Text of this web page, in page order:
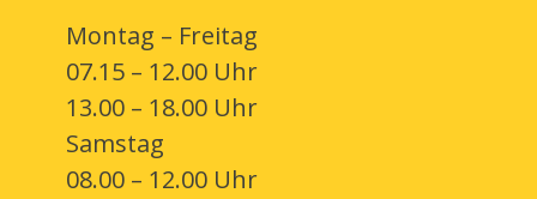
Montag – Freitag
07.15 – 12.00 Uhr
13.00 – 18.00 Uhr
Samstag
08.00 – 12.00 Uhr